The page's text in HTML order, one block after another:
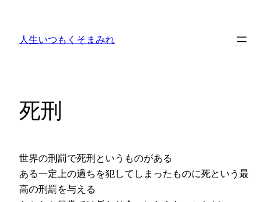
人生いつもくそまみれ
死刑
世界の刑罰で死刑というものがある
ある一定上の過ちを犯してしまったものに死という最
高の刑罰を与える